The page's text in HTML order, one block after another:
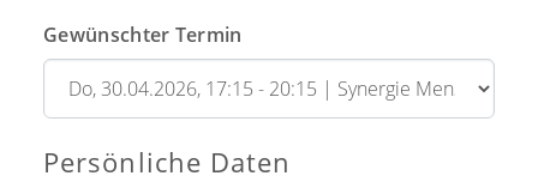
Gewünschter Termin
Persönliche Daten